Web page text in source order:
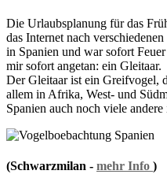
Die Urlaubsplanung für das
das Internet nach
in Spanien und war sofort
mir sofort angetan: ein Gleitaar.
Der Gleitaar ist ein Greifvogel,
allem in Afrika, West- und
Spanien auch noch viele
(Schwarzmilan - mehr Info )